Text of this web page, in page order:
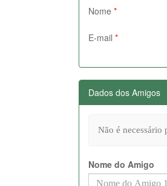
Nome *
E-mail *
Dados dos Amigos
Não é necessário
Nome do Amigo